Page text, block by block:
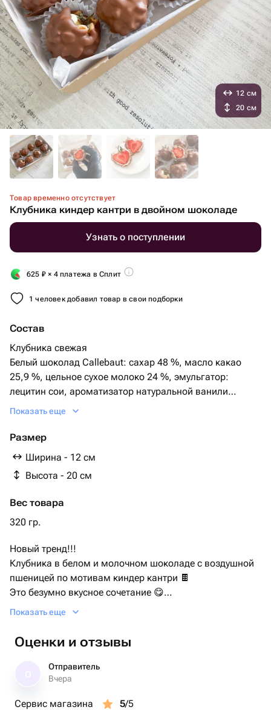
Товар временно отсутствует
Клубника киндер кантри в двойном шоколаде
Узнать о поступлении
625 ₽ × 4 платежа в Сплит
1 человек добавил товар в свои подборки
Состав
Клубника свежая
Белый шоколад Callebaut: сахар 48 %, масло какао
25,9 %, цельное сухое молоко 24 %, эмульгатор:
лецитин сои, ароматизатор натуральной ванили
Молочный шоколад Callebaut: сахар, масло какао,
cоевый лецитин, натуральный ароматизатор: ваниль
Показать еще
Размер
Ширина - 12 см
Высота - 20 см
Вес товара
320 гр.
12 см
20 см
Новый тренд!!!
Клубника в белом и молочном шоколаде с воздушной
пшеницей по мотивам киндер кантри 🍫
Это безумно вкусное сочетание 😋
Обязательно попробуйте и подарите оригинальный
В наборе 8 штук
Если калибр клубники меньше стандартного, то
добавляем количество до нужного объема
К заказу можно добавить чай, кофе, шары, открытку.
Показать еще
Оценки и отзывы
Отправитель
Вчера
Сервис магазина 5/5